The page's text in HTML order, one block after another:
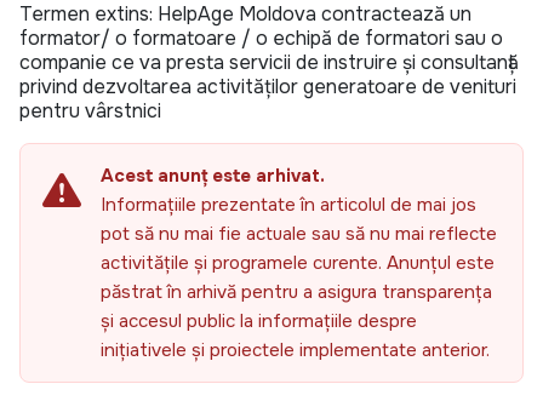
Termen extins: HelpAge Moldova contractează un
formator/ o formatoare / o echipă de formatori sau o
companie ce va presta servicii de instruire și consultanță
privind dezvoltarea activităților generatoare de venituri
pentru vârstnici
Acest anunț este arhivat.
Informațiile prezentate în articolul de mai jos
pot să nu mai fie actuale sau să nu mai reflecte
activitățile și programele curente. Anunțul este
păstrat în arhivă pentru a asigura transparența
și accesul public la informațiile despre
inițiativele și proiectele implementate anterior.